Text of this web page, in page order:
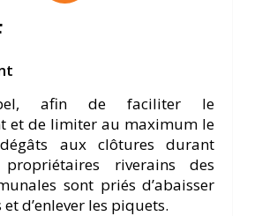
afin de faciliter le
et de limiter au maximum le
aux clôtures durant
propriétaires riverains des
sont priés d’abaisser
d’enlever les piquets.